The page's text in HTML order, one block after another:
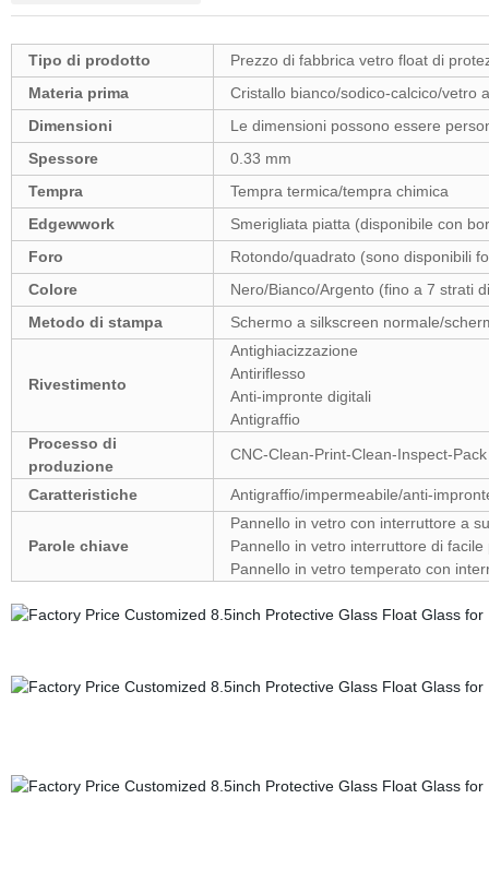
Tipo di prodotto
Prezzo di fabbrica vetro float di
Materia prima
Cristallo bianco/sodico-calcico/
Dimensioni
Le dimensioni possono essere
Spessore
0.33 mm
Tempra
Tempra termica/tempra chimica
Edgewwork
Smerigliata piatta (disponibile con
Foro
Rotondo/quadrato (sono disponibili
Colore
Nero/Bianco/Argento (fino a 7 strati
Metodo di stampa
Schermo a silkscreen normale/
Rivestimento
Antighiacizzazione
Antiriflesso
Anti-impronte digitali
Antigraffio
Processo di
produzione
CNC-Clean-Print-Clean-Inspect-Pack
Caratteristiche Antigraffio/impermeabile/anti-
Parole chiave
Pannello in vetro con interruttore a
Pannello in vetro interruttore di facile
Pannello in vetro temperato con